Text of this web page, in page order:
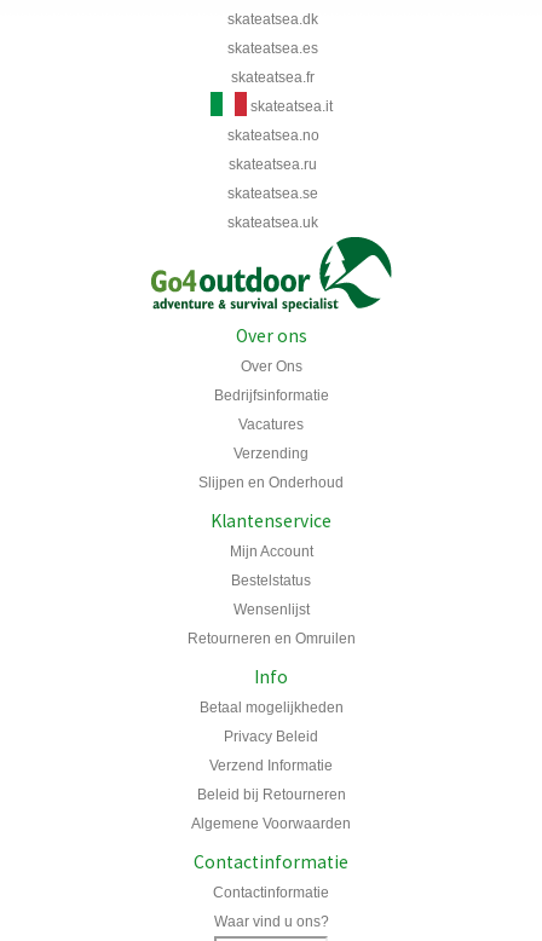
skateatsea.dk
skateatsea.es
skateatsea.fr
skateatsea.it
skateatsea.no
skateatsea.ru
skateatsea.se
skateatsea.uk
Over ons
Over Ons
Bedrijfsinformatie
Vacatures
Verzending
Slijpen en Onderhoud
Klantenservice
Mijn Account
Bestelstatus
Wensenlijst
Retourneren en Omruilen
Info
Betaal mogelijkheden
Privacy Beleid
Verzend Informatie
Beleid bij Retourneren
Algemene Voorwaarden
Contactinformatie
Contactinformatie
Waar vind u ons?